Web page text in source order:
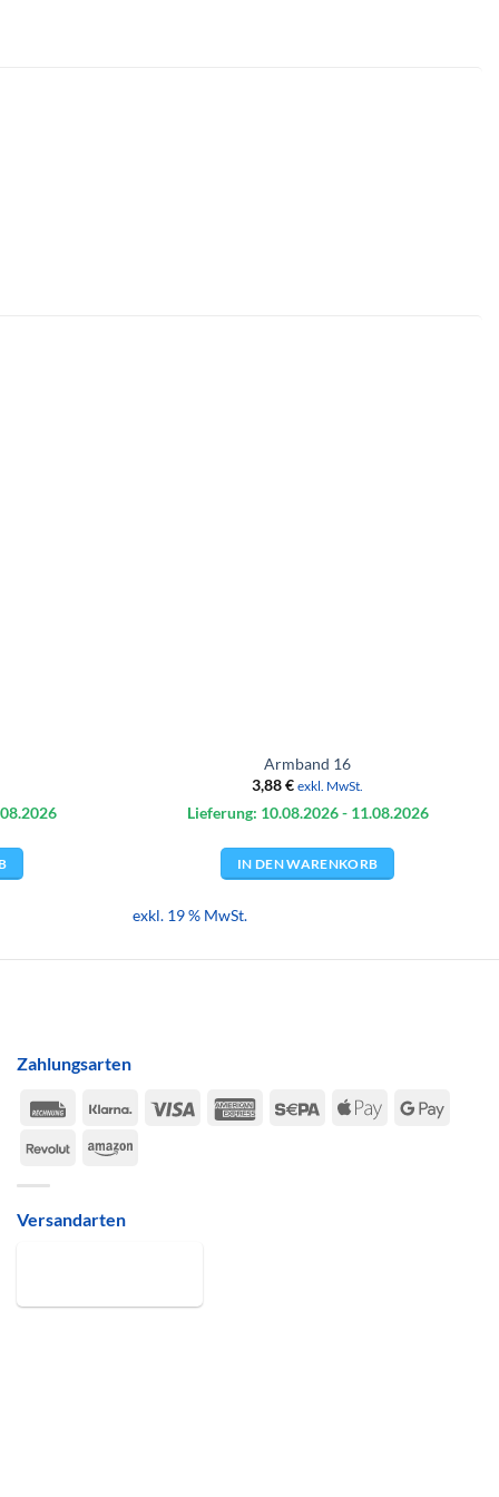
2026
Armband 16
3,88€ exkl. MwSt.
Lieferung: 10.08.2026- 11.08.2026
IN DEN WARENKORB
exkl. 19 % MwSt.
Zahlungsarten
Rechung
Klarna Visa
American Sepa
Apple
Google
RevolutAmazon
Versandarten